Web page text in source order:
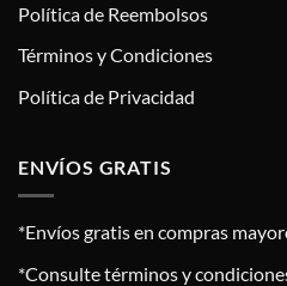
Política de Reembolsos
Términos y Condiciones
Política de Privacidad
ENVÍOS GRATIS
*Envíos gratis en compras
*Consulte términos y